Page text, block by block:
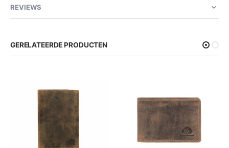
REVIEWS
GERELATEERDE PRODUCTEN